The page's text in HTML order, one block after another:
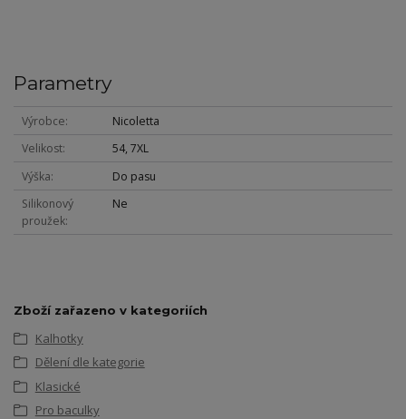
Parametry
Výrobce
Nicoletta
Velikost
54, 7XL
Výška
Do pasu
Silikonový
proužek
Ne
Zboží zařazeno v kategoriích
Kalhotky
Dělení dle kategorie
Klasické
Pro baculky